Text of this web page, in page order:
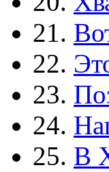
21.
22.
23.
24.
25. В